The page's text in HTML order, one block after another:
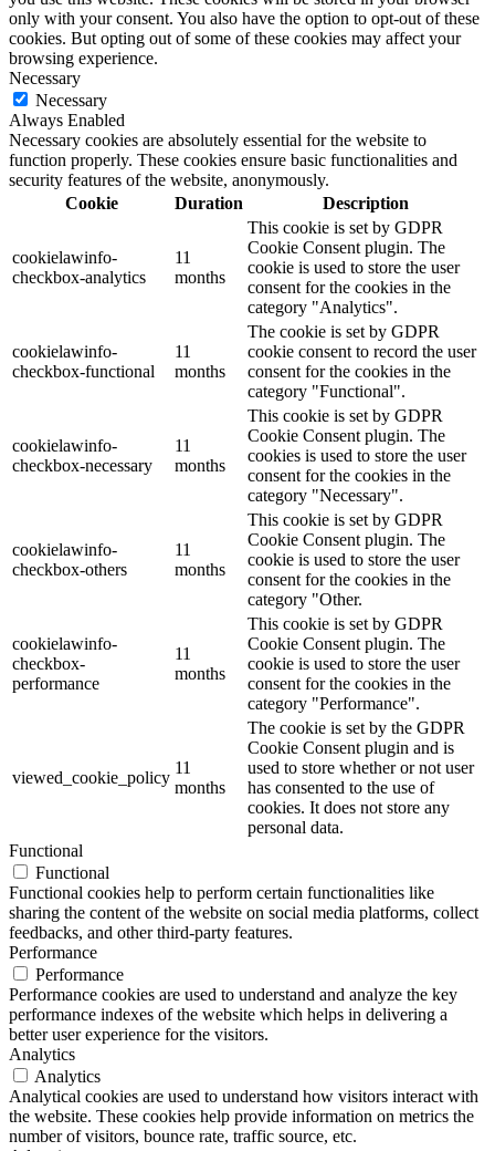
only with your consent. You also have the option to opt-out of these
cookies. But opting out of some of these cookies may affect your
browsing experience.
Necessary
Necessary
Always Enabled
Necessary cookies are absolutely essential for the website to
function properly. These cookies ensure basic functionalities and
security features of the website, anonymously.
Cookie
Duration Description
cookielawinfo-
checkbox-analytics
11
months
This cookie is set by GDPR
Cookie Consent plugin. The
cookie is used to store the user
consent for the cookies in the
category "Analytics".
cookielawinfo-
checkbox-functional
11
months
The cookie is set by GDPR
cookie consent to record the user
consent for the cookies in the
category "Functional".
cookielawinfo-
checkbox-necessary
11
months
This cookie is set by GDPR
Cookie Consent plugin. The
cookies is used to store the user
consent for the cookies in the
category "Necessary".
cookielawinfo-
checkbox-others
11
months
This cookie is set by GDPR
Cookie Consent plugin. The
cookie is used to store the user
consent for the cookies in the
category "Other.
cookielawinfo-
checkbox-
performance
11
months
This cookie is set by GDPR
Cookie Consent plugin. The
cookie is used to store the user
consent for the cookies in the
category "Performance".
viewed_cookie_policy
11
months
The cookie is set by the GDPR
Cookie Consent plugin and is
used to store whether or not user
has consented to the use of
cookies. It does not store any
personal data.
Functional
Functional
Functional cookies help to perform certain functionalities like
sharing the content of the website on social media platforms, collect
feedbacks, and other third-party features.
Performance
Performance
Performance cookies are used to understand and analyze the key
performance indexes of the website which helps in delivering a
better user experience for the visitors.
Analytics
Analytics
Analytical cookies are used to understand how visitors interact with
the website. These cookies help provide information on metrics the
number of visitors, bounce rate, traffic source, etc.